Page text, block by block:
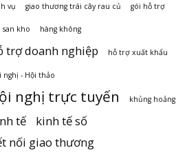
vụ giao thương trái cây rau củ gói hỗ trợ
san kho hàng không
trợ doanh nghiệp hỗ trợ xuất khẩu
nghị - Hội thảo
nghị trực tuyến khủng hoảng
tế
kinh tế số
nối giao thương